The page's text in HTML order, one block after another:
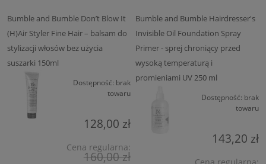
Bumble and Bumble Don’t Blow It
(H)Air Styler Fine Hair – balsam do
stylizacji włosów bez użycia
suszarki 150ml
Dostępność: brak
towaru
128,00 zł
Cena regularna:
160,00 zł
Bumble and Bumble Hairdresser's
Invisible Oil Foundation Spray
Primer - sprej chroniący przed
wysoką temperaturą i
promieniami UV 250 ml
Dostępność: brak
towaru
143,20 zł
Cena regularna: